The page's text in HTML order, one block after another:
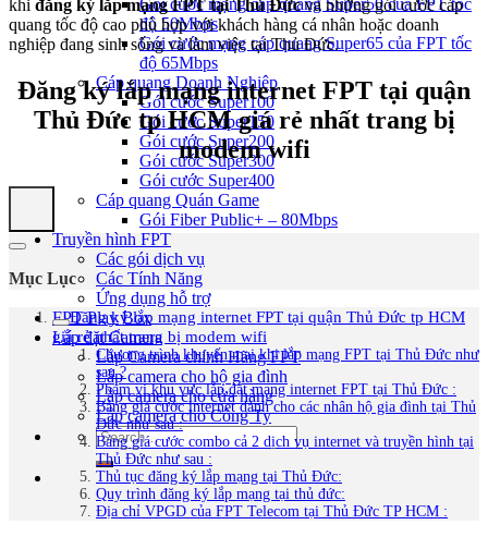
Gói cước mạng cáp quang Super50 của FPT tốc
độ 50Mbps
Gói cước mạng cáp quang Super65 của FPT tốc
độ 65Mbps
Cáp quang Doanh Nghiệp
Gói cước Super100
Gói cước Super150
Gói cước Super200
Gói cước Super300
Gói cước Super400
Cáp quang Quán Game
Gói Fiber Public+ – 80Mbps
Truyền hình FPT
Các gói dịch vụ
Các Tính Năng
Ứng dụng hỗ trợ
FPT Play Box
Lắp đặt Camera
Lắp Camera chính Hãng FPT
Lắp camera cho hộ gia đình
Lắp camera cho cửa hàng
Lắp camera cho Công Ty
khi đăng ký lắp mạng FPT tại Thủ Đứcvà những gói cước cáp
quang tốc độ cao phù hợp với khách hàng cá nhân hoặc doanh
nghiệp đang sinh sống và làm việc tại Thủ Đức.
Đăng ký lắp mạng internet FPT tại quận
Thủ Đức tp HCM giá rẻ nhất trang bị
modem wifi
Mục Lục
Đăng ký lắp mạng internet FPT tại quận Thủ Đức tp HCM
giá rẻ nhất trang bị modem wifi
Chương trình khuyến mại khi lắp mạng FPT tại Thủ Đức như
sau ?
Phạm vi khu vực lắp đặt mạng internet FPT tại Thủ Đức :
Bảng giá cước internet dành cho các nhân hộ gia đình tại Thủ
Đức như sau :
Bảng giá cước combo cả 2 dịch vụ internet và truyền hình tại
Thủ Đức như sau :
Thủ tục đăng ký lắp mạng tại Thủ Đức:
Quy trình đăng ký lắp mạng tại thủ đức:
Địa chỉ VPGD của FPT Telecom tại Thủ Đức TP HCM :